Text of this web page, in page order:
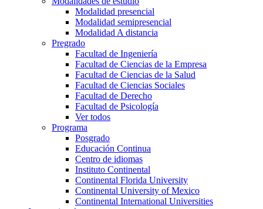
Modalidad presencial
Modalidad semipresencial
Modalidad A distancia
Pregrado
Facultad de Ingeniería
Facultad de Ciencias de la Empresa
Facultad de Ciencias de la Salud
Facultad de Ciencias Sociales
Facultad de Derecho
Facultad de Psicología
Ver todos
Programa
Posgrado
Educación Continua
Centro de idiomas
Instituto Continental
Continental Florida University
Continental University of Mexico
Continental International Universities